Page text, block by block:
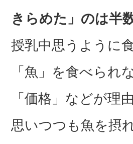
きらめた」のは半
授乳中思うように
「魚」を食べられ
「価格」などが理
思いつつも魚を摂